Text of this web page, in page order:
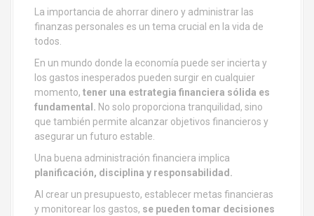
La importancia de ahorrar dinero y administrar las
finanzas personales es un tema crucial en la vida de
todos.
En un mundo donde la economía puede ser incierta y
los gastos inesperados pueden surgir en cualquier
momento, tener una estrategia financiera sólida es
fundamental. No solo proporciona tranquilidad, sino
que también permite alcanzar objetivos financieros y
asegurar un futuro estable.
Una buena administración financiera implica
planificación, disciplina y responsabilidad.
Al crear un presupuesto, establecer metas financieras
y monitorear los gastos, se pueden tomar decisiones